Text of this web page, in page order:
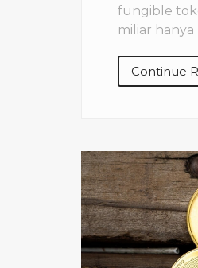
fungible
miliar hanya
Continue